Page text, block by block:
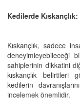
Kedilerde Kıskançlık:
Kıskançlık, sadece
deneyimleyebileceği
sahiplerinin dikkatini
kıskançlık belirtileri
kedilerin
incelemek önemlidir.